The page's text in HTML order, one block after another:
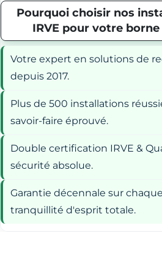
Pourquoi choisir nos
IRVE pour votre
Votre expert en solutions de
depuis 2017.
Plus de 500 installations
savoir-faire éprouvé.
Double certification IRVE &
sécurité absolue.
Garantie décennale sur
tranquillité d'esprit totale.